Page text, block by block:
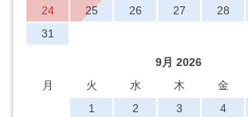
24
25 26 27 28
31
9月 2026
月
火 水 木 金
1
2 3 4